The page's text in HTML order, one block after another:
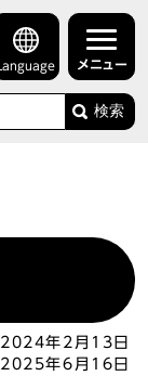
メニュー
検索
2024年2月13日
2025年6月16日